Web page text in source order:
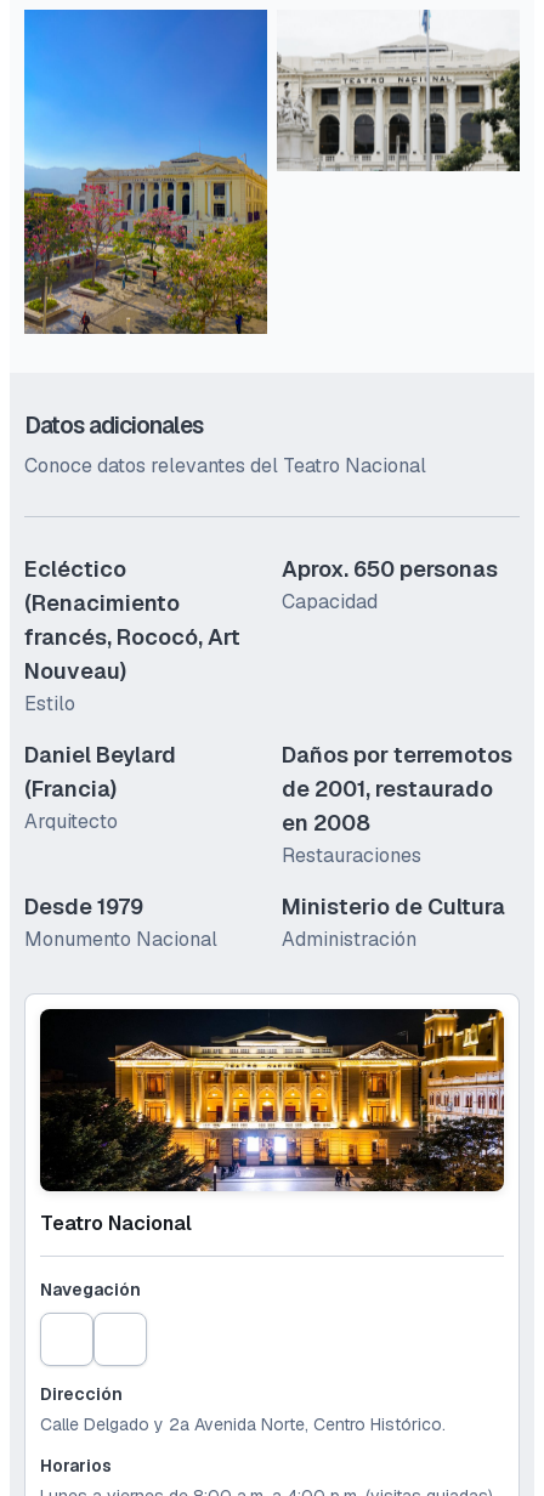
Datos adicionales
Conoce datos relevantes del Teatro Nacional
Ecléctico
(Renacimiento
francés, Rococó, Art
Nouveau)
Estilo
Aprox. 650 personas
Capacidad
Daniel Beylard
(Francia)
Arquitecto
Daños por terremotos
de 2001, restaurado
en 2008
Restauraciones
Desde 1979
Monumento Nacional
Ministerio de Cultura
Administración
Teatro Nacional
Navegación
Dirección
Calle Delgado y 2a Avenida Norte, Centro Histórico.
Horarios